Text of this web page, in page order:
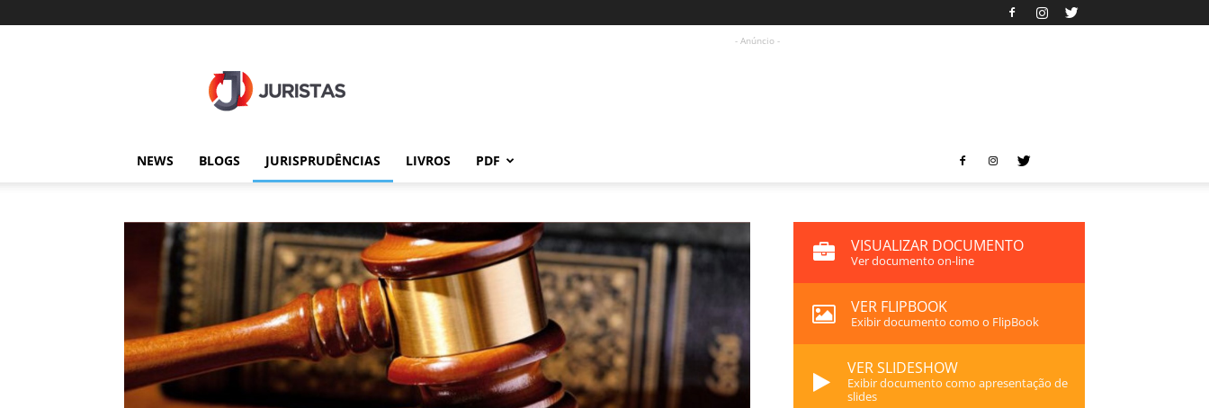
- Anúncio -
NEWS BLOGS JURISPRUDÊNCIAS LIVROS PDF
VISUALIZAR DOCUMENTO
Ver documento on-line
VER FLIPBOOK
Exibir documento como o FlipBook
VER SLIDESHOW
Exibir documento como apresentação de
slides